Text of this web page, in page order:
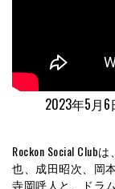
2023年5月
Rockon Social Club
也、成田昭次、岡
寺岡呼人と、ドラ